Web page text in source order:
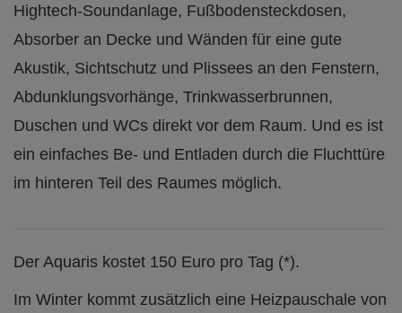
Hightech-Soundanlage, Fußbodensteckdosen,
Absorber an Decke und Wänden für eine gute
Akustik, Sichtschutz und Plissees an den Fenstern,
Abdunklungsvorhänge, Trinkwasserbrunnen,
Duschen und WCs direkt vor dem Raum. Und es ist
ein einfaches Be- und Entladen durch die Fluchttüre
im hinteren Teil des Raumes möglich.
Der Aquaris kostet 150 Euro pro Tag (*).
Im Winter kommt zusätzlich eine Heizpauschale von